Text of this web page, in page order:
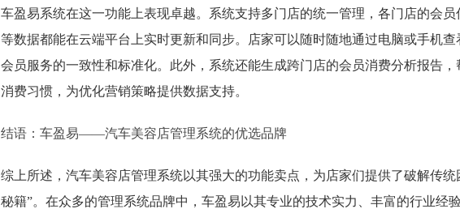
车盈易系统在这一功能上表现卓越。系统支持多门店的统一管理，各门店的会
等数据都能在云端平台上实时更新和同步。店家可以随时随地通过电脑或手机
会员服务的一致性和标准化。此外，系统还能生成跨门店的会员消费分析报告
消费习惯，为优化营销策略提供数据支持。
结语：车盈易——汽车美容店管理系统的优选品牌
综上所述，汽车美容店管理系统以其强大的功能卖点，为店家们提供了破解传统
秘籍”。在众多的管理系统品牌中，车盈易以其专业的技术实力、丰富的行业经